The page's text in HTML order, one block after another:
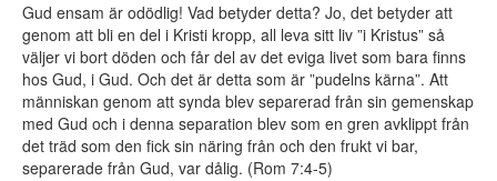
Gud ensam är odödlig! Vad betyder detta? Jo, det betyder att
genom att bli en del i Kristi kropp, all leva sitt liv ”i Kristus” så
väljer vi bort döden och får del av det eviga livet som bara finns
hos Gud, i Gud. Och det är detta som är ”pudelns kärna”. Att
människan genom att synda blev separerad från sin gemenskap
med Gud och i denna separation blev som en gren avklippt från
det träd som den fick sin näring från och den frukt vi bar,
separerade från Gud, var dålig. (Rom 7:4-5)